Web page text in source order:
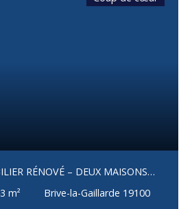
RÉNOVÉ – DEUX MAISONS
LA-GAILLARDE
m² Brive-la-Gaillarde 19100